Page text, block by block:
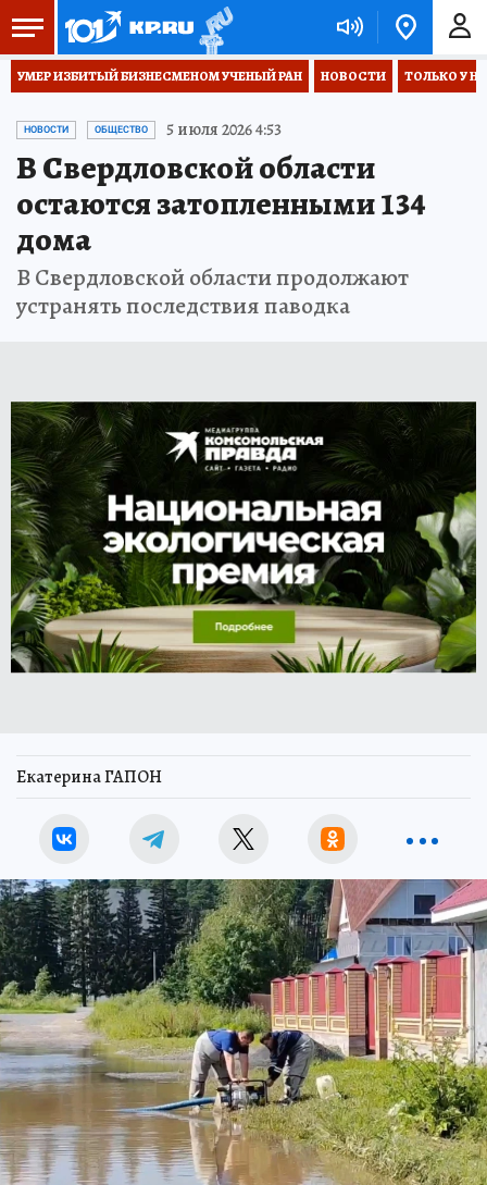
УМЕР ИЗБИТЫЙ БИЗНЕСМЕНОМ УЧЕНЫЙ РАН НОВОСТИ ТОЛЬКО У
НОВОСТИ ОБЩЕСТВО 5 июля 2026 4:53
В Свердловской области
остаются затопленными 134
дома
В Свердловской области продолжают
устранять последствия паводка
Екатерина ГАПОН